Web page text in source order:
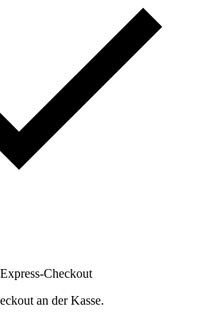
Checkout
an der Kasse.